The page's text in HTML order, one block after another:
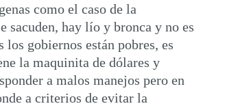
como el caso de la
sacuden, hay lío y bronca y no es
gobiernos están pobres, es
la maquinita de dólares y
a malos manejos pero en
a criterios de evitar la